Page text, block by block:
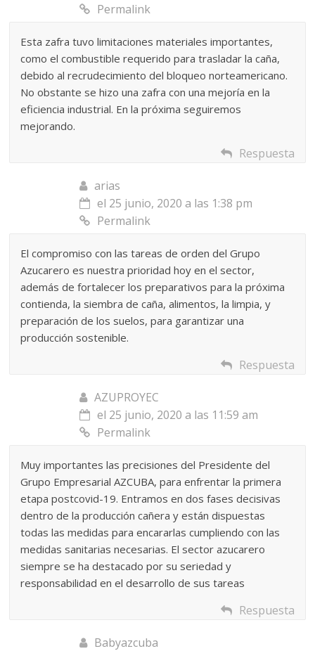
Permalink
Esta zafra tuvo limitaciones materiales importantes,
como el combustible requerido para trasladar la caña,
debido al recrudecimiento del bloqueo norteamericano.
No obstante se hizo una zafra con una mejoría en la
eficiencia industrial. En la próxima seguiremos
mejorando.
Respuesta
arias
el 25 junio, 2020 a las 1:38 pm
Permalink
El compromiso con las tareas de orden del Grupo
Azucarero es nuestra prioridad hoy en el sector,
además de fortalecer los preparativos para la próxima
contienda, la siembra de caña, alimentos, la limpia, y
preparación de los suelos, para garantizar una
producción sostenible.
Respuesta
AZUPROYEC
el 25 junio, 2020 a las 11:59 am
Permalink
Muy importantes las precisiones del Presidente del
Grupo Empresarial AZCUBA, para enfrentar la primera
etapa postcovid-19. Entramos en dos fases decisivas
dentro de la producción cañera y están dispuestas
todas las medidas para encararlas cumpliendo con las
medidas sanitarias necesarias. El sector azucarero
siempre se ha destacado por su seriedad y
responsabilidad en el desarrollo de sus tareas
Respuesta
Babyazcuba